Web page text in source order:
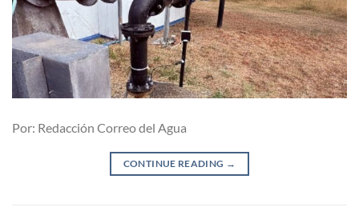
Por: Redacción Correo del Agua
CONTINUE READING →